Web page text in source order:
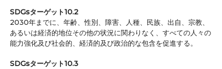
SDGsターゲット10.2
2030年までに、年齢、性別、障害、人種、民族、出自、宗教、
あるいは経済的地位その他の状況に関わりなく、すべての人々の
能力強化及び社会的、経済的及び政治的な包含を促進する。
SDGsターゲット10.3